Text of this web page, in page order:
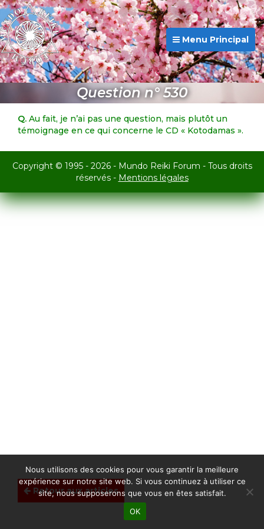
Menu Principal
Question n° 530
Retour aux articles
Q. Au fait, je n’ai pas une question, mais plutôt un
témoignage en ce qui concerne le CD « Kotodamas ».
Copyright © 1995 - 2026 - Mundo Reiki Forum - Tous droits
réservés - Mentions légales
Nous utilisons des cookies pour vous garantir la meilleure
expérience sur notre site web. Si vous continuez à utiliser ce
site, nous supposerons que vous en êtes satisfait.
OK